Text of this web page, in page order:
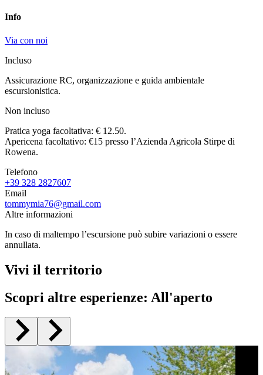
Info
Via con noi
Incluso
Assicurazione RC, organizzazione e guida ambientale
escursionistica.
Non incluso
Pratica yoga facoltativa: € 12.50.
Apericena facoltativo: €15 presso l’Azienda Agricola Stirpe di
Rowena.
Telefono
+39 328 2827607
Email
tommymia76@gmail.com
Altre informazioni
In caso di maltempo l’escursione può subire variazioni o essere
annullata.
Vivi il territorio
Scopri altre esperienze: All'aperto